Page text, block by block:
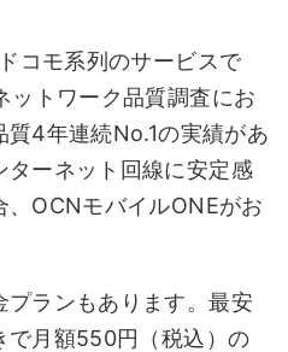
コモ系列のサービスで
ットワーク品質調査にお
質4年連続No.1の実績があ
ターネット回線に安定感
OCNモバイルONEがお
プランもあります。最安
で月額550円（税込）の